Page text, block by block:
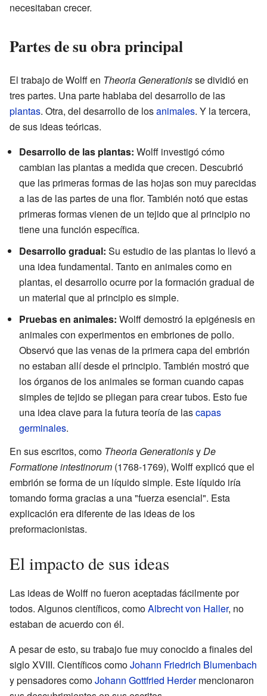
necesitaban crecer.
Partes de su obra principal
El trabajo de Wolff en Theoria Generationisse dividió en
tres partes. Una parte hablaba del desarrollo de las
plantas. Otra, del desarrollo de losanimales. Y la tercera,
de sus ideas teóricas.
Desarrollo de las plantas: Wolff investigó cómo
cambian las plantas a medida que crecen. Descubrió
que las primeras formas de las hojas son muy parecidas
a las de las partes de una flor. También notó que estas
primeras formas vienen de un tejido que al principio no
tiene una función específica.
Desarrollo gradual: Su estudio de las plantas lo llevó a
una idea fundamental. Tanto en animales como en
plantas, el desarrollo ocurre por la formación gradual de
un material que al principio es simple.
Pruebas en animales: Wolff demostró la epigénesis en
animales con experimentos en embriones de pollo.
Observó que las venas de la primera capa del embrión
no estaban allí desde el principio. También mostró que
los órganos de los animales se forman cuando capas
simples de tejido se pliegan para crear tubos. Esto fue
una idea clave para la futura teoría de lascapas
germinales.
En sus escritos, como Theoria GenerationisyDe
Formatione intestinorum (1768-1769), Wolff explicó que el
embrión se forma de un líquido simple. Este líquido iría
tomando forma gracias a una "fuerza esencial". Esta
explicación era diferente de las ideas de los
preformacionistas.
El impacto de sus ideas
Las ideas de Wolff no fueron aceptadas fácilmente por
todos. Algunos científicos, comoAlbrecht von Haller, no
estaban de acuerdo con él.
A pesar de esto, su trabajo fue muy conocido a finales del
siglo XVIII. Científicos comoJohann Friedrich Blumenbach
y pensadores comoJohann Gottfried Herdermencionaron